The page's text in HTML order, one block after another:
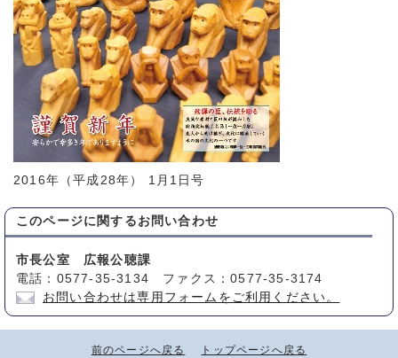
2016年（平成28年） 1月1日号
このページに関する お問い合わせ
市長公室 広報公聴課
電話：0577-35-3134 ファクス：0577-35-3174
お問い合わせは専用フォームをご利用ください。
前のページへ戻る トップページへ戻る